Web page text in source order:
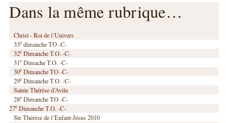
Dans la même rubrique…
Christ - Roi de l’Univers
33e dimanche TO -C-
32e Dimanche T.O. -C-
31e Dimache T.O. -C-
30e Dimanche TO -C-
29e Dimanche T.O. -C-
Sainte Thérèse d’Avila
28e Dimanche TO -C-
27e Dimanche T.O. -C-
Ste Thérèse de l’Enfant-Jésus 2010